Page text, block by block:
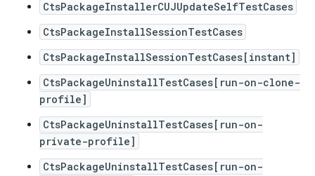
CtsPackageInstallerCUJUpdateSelfTestCases
CtsPackageInstallSessionTestCases
CtsPackageInstallSessionTestCases[instant]
CtsPackageUninstallTestCases[run-on-clone-
profile]
CtsPackageUninstallTestCases[run-on-
private-profile]
CtsPackageUninstallTestCases[run-on-